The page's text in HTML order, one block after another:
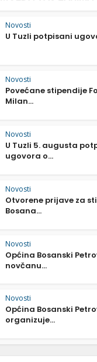
Novosti
U Tuzli potpisani
Novosti
Povećane stipendije
Milan...
Novosti
U Tuzli 5. augusta
ugovora o...
Novosti
Otvorene prijave za
Bosana...
Novosti
Općina Bosanski
novčanu...
Novosti
Općina Bosanski
organizuje...